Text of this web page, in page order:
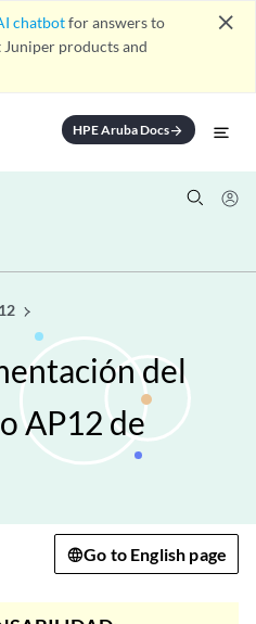
chatbotfor answers to
products and
close
HPE Aruba Docsarrow_forward
del
AP12 de
Go to English page